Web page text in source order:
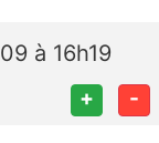
à 16h19
+ -